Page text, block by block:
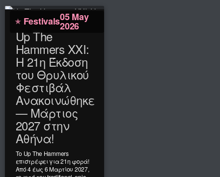
Festivals05 May
2026
Up The
Hammers XXI:
Η 21η Έκδοση
του Θρυλικού
Φεστιβάλ
Ανακοινώθηκε
— Μάρτιος
2027 στην
Αθήνα!
Το Up The Hammers
επιστρέφει για 21η φορά!
Από 4 έως 6 Μαρτίου 2027,